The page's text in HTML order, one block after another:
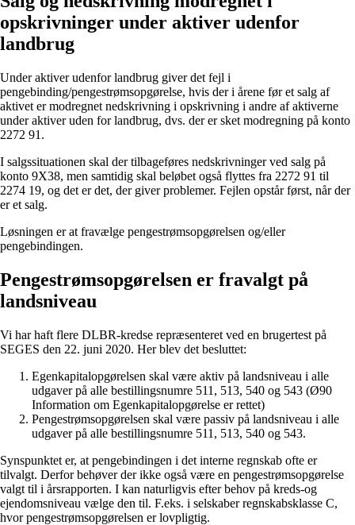
opskrivninger under aktiver udenfor
landbrug
Under aktiver udenfor landbrug giver det fejl i
pengebinding/pengestrømsopgørelse, hvis der i årene før et salg af
aktivet er modregnet nedskrivning i opskrivning i andre af aktiverne
under aktiver uden for landbrug, dvs. der er sket modregning på konto
2272 91.
I salgssituationen skal der tilbageføres nedskrivninger ved salg på
konto 9X38, men samtidig skal beløbet også flyttes fra 2272 91 til
2274 19, og det er det, der giver problemer. Fejlen opstår først, når der
er et salg.
Løsningen er at fravælge pengestrømsopgørelsen og/eller
pengebindingen.
Pengestrømsopgørelsen er fravalgt på
landsniveau
Vi har haft flere DLBR-kredse repræsenteret ved en brugertest på
SEGES den 22. juni 2020. Her blev det besluttet:
Egenkapitalopgørelsen skal være aktiv på landsniveau i alle
udgaver på alle bestillingsnumre 511, 513, 540 og 543 (Ø90
Information om Egenkapitalopgørelse er rettet)
Pengestrømsopgørelsen skal være passiv på landsniveau i alle
udgaver på alle bestillingsnumre 511, 513, 540 og 543.
Synspunktet er, at pengebindingen i det interne regnskab ofte er
tilvalgt. Derfor behøver der ikke også være en pengestrømsopgørelse
valgt til i årsrapporten. I kan naturligvis efter behov på kreds-og
ejendomsniveau vælge den til. F.eks. i selskaber regnskabsklasse C,
hvor pengestrømsopgørelsen er lovpligtig.